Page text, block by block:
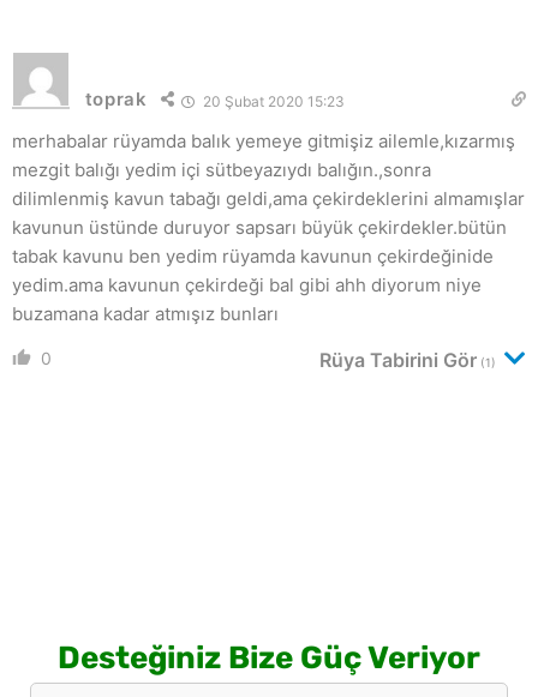
toprak 20 Şubat 2020 15:23
merhabalar rüyamda balık yemeye gitmişiz ailemle,kızarmış
mezgit balığı yedim içi sütbeyazıydı balığın.,sonra
dilimlenmiş kavun tabağı geldi,ama çekirdeklerini almamışlar
kavunun üstünde duruyor sapsarı büyük çekirdekler.bütün
tabak kavunu ben yedim rüyamda kavunun çekirdeğinide
yedim.ama kavunun çekirdeği bal gibi ahh diyorum niye
buzamana kadar atmışız bunları
0 Rüya Tabirini Gör (1)
Desteğiniz Bize Güç Veriyor